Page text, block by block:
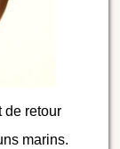
de retour
marins.